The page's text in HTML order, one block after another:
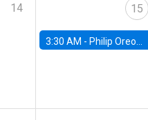
14 15
3:30 AM - Philip Oreopolous, University of Toronto